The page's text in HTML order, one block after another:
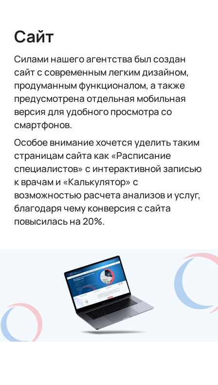
Сайт
Силами нашего агентства был создан
сайт с современным легким дизайном,
продуманным функционалом, а также
предусмотрена отдельная мобильная
версия для удобного просмотра со
смартфонов.
Особое внимание хочется уделить таким
страницам сайта как «Расписание
специалистов» с интерактивной записью
к врачам и «Калькулятор» с
возможностью расчета анализов и услуг,
благодаря чему конверсия с сайта
повысилась на 20%.